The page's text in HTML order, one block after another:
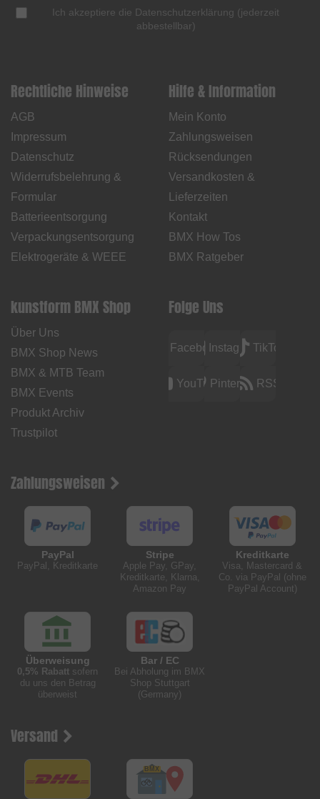
Ich akzeptiere die Datenschutzerklärung (jederzeit
abbestellbar)
Rechtliche Hinweise
AGB
Impressum
Datenschutz
Widerrufsbelehrung &
Formular
Batterieentsorgung
Verpackungsentsorgung
Elektrogeräte & WEEE
Hilfe & Information
Mein Konto
Zahlungsweisen
Rücksendungen
Versandkosten &
Lieferzeiten
Kontakt
BMX How Tos
BMX Ratgeber
kunstform BMX Shop
Über Uns
BMX Shop News
BMX & MTB Team
BMX Events
Produkt Archiv
Trustpilot
Folge Uns
FacebookInstagramTikTok
YouTubePinterest RSS
Zahlungsweisen
PayPal
PayPal, Kreditkarte
Stripe
Apple Pay, GPay,
Kreditkarte, Klarna,
Amazon Pay
Kreditkarte
Visa, Mastercard &
Co. via PayPal (ohne
PayPal Account)
Überweisung
0,5% Rabatt sofern
du uns den Betrag
überweist
Bar / EC
Bei Abholung im BMX
Shop Stuttgart
(Germany)
Versand